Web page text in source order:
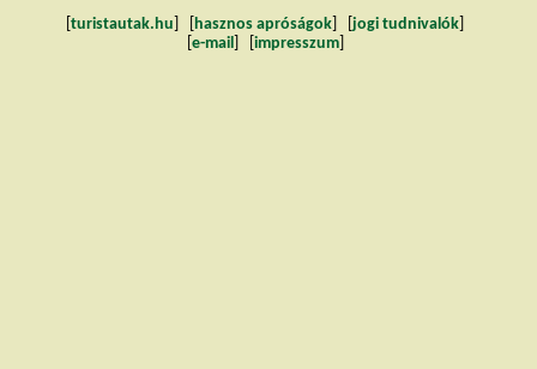
turistautak.hu hasznos apróságok jogi tudnivalók
e-mail impresszum]